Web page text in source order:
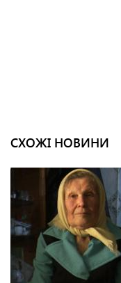
СХОЖІ НОВИНИ